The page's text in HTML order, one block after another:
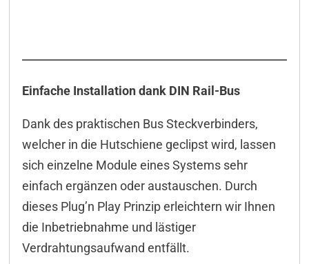
Einfache Installation dank DIN Rail-Bus
Dank des praktischen Bus Steckverbinders,
welcher in die Hutschiene geclipst wird, lassen
sich einzelne Module eines Systems sehr
einfach ergänzen oder austauschen. Durch
dieses Plug’n Play Prinzip erleichtern wir Ihnen
die Inbetriebnahme und lästiger
Verdrahtungsaufwand entfällt.